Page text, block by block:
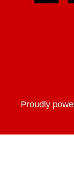
Proudly